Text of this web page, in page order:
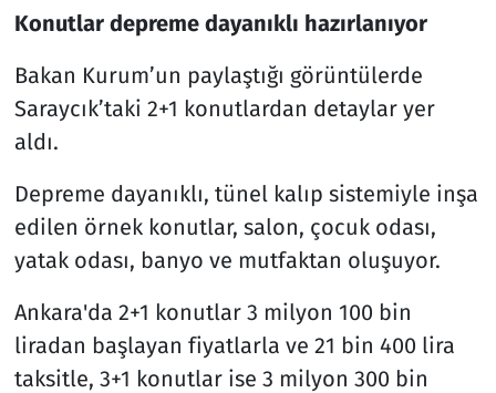
Konutlar depreme dayanıklı hazırlanıyor
Bakan Kurum’un paylaştığı görüntülerde
Saraycık’taki 2+1 konutlardan detaylar yer
aldı.
Depreme dayanıklı, tünel kalıp sistemiyle inşa
edilen örnek konutlar, salon, çocuk odası,
yatak odası, banyo ve mutfaktan oluşuyor.
Ankara'da 2+1 konutlar 3 milyon 100 bin
liradan başlayan fiyatlarla ve 21 bin 400 lira
taksitle, 3+1 konutlar ise 3 milyon 300 bin